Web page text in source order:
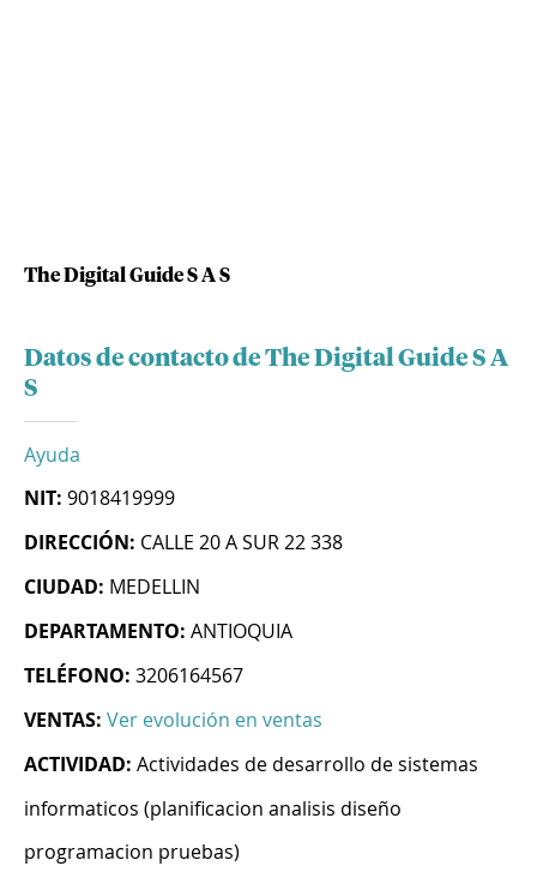
The Digital Guide S A S
Datos de contacto de The Digital Guide S A
S
Ayuda
NIT: 9018419999
DIRECCIÓN: CALLE 20 A SUR 22 338
CIUDAD: MEDELLIN
DEPARTAMENTO: ANTIOQUIA
TELÉFONO: 3206164567
VENTAS: Ver evolución en ventas
ACTIVIDAD: Actividades de desarrollo de sistemas
informaticos (planificacion analisis diseño
programacion pruebas)